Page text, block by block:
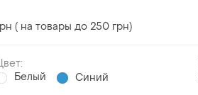
( на товары до 250 грн)
Белый
Синий